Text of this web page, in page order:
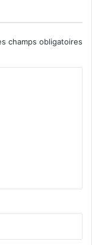
champs obligatoires